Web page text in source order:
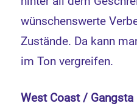
wünschenswerte
Zustände. Da kann
im Ton vergreifen.
West Coast / Gangsta